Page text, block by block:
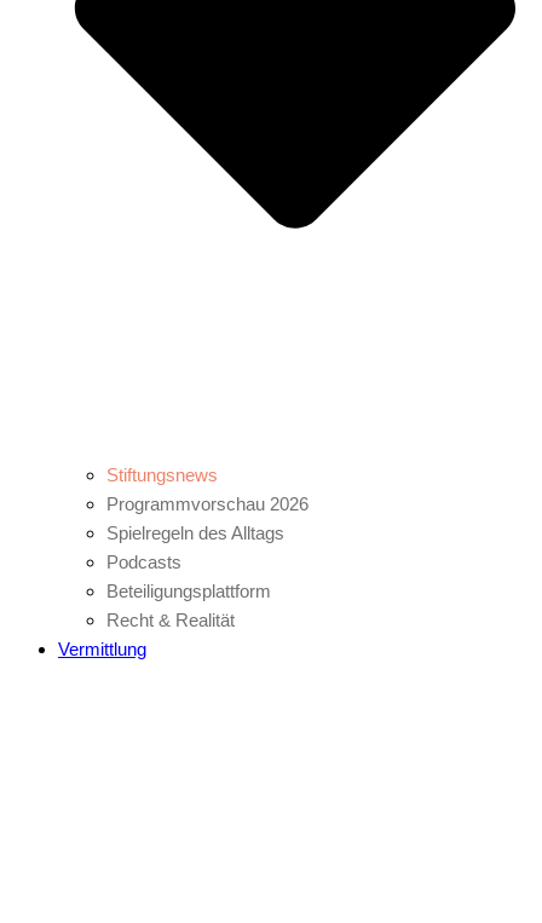
Stiftungsnews
Programmvorschau 2026
Spielregeln des Alltags
Podcasts
Beteiligungsplattform
Recht & Realität
Vermittlung